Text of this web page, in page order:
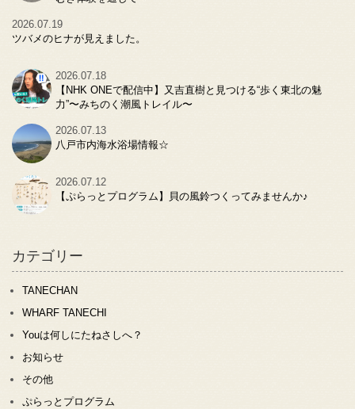
2026.07.19
ツバメのヒナが見えました。
2026.07.18
【NHK ONEで配信中】又吉直樹と見つける“歩く東北の魅
力”〜みちのく潮風トレイル〜
2026.07.13
八戸市内海水浴場情報☆
2026.07.12
【ぷらっとプログラム】貝の風鈴つくってみませんか♪
カテゴリー
TANECHAN
WHARF TANECHI
Youは何しにたねさしへ？
お知らせ
その他
ぷらっとプログラム